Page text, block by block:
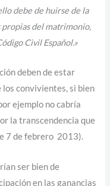
debe de huirse de la
del matrimonio,
Civil Español.»
deben de estar
convivientes, si bien
ejemplo no cabría
la transcendencia que
7 de febrero 2013).
ser bien de
en las ganancias